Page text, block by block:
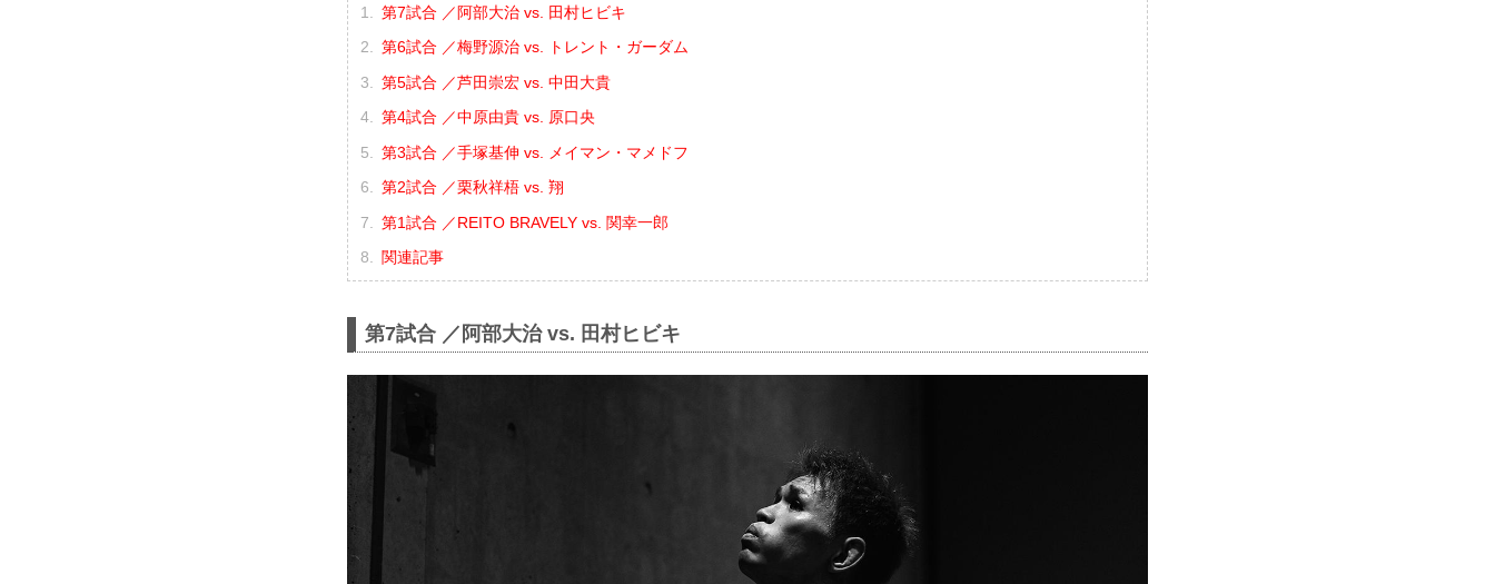
第7試合 ／阿部大治 vs. 田村ヒビキ
第6試合 ／梅野源治 vs. トレント・ガーダム
第5試合 ／芦田崇宏 vs. 中田大貴
第4試合 ／中原由貴 vs. 原口央
第3試合 ／手塚基伸 vs. メイマン・マメドフ
第2試合 ／栗秋祥梧 vs. 翔
第1試合 ／REITO BRAVELY vs. 関幸一郎
関連記事
第7試合 ／阿部大治 vs. 田村ヒビキ